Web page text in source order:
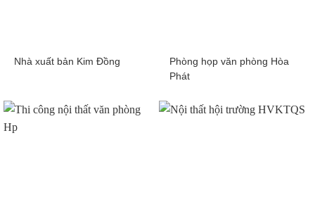
Nhà xuất bản Kim Đồng
Phòng họp văn phòng Hòa
Phát